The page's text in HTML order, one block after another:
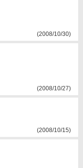
(2008/10/30)
(2008/10/27)
(2008/10/15)